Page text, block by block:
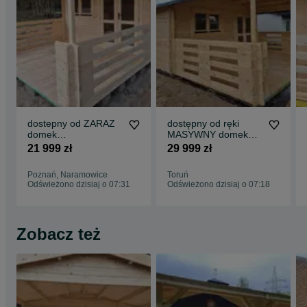
dostepny od ZARAZ
domek
drewniany+TARAS*
21 999 zł
Poznań, Naramowice
Odświeżono dzisiaj o 07:31
dostępny od ręki
MASYWNY domek
drewniany + TARAS*
mm
29 999 zł
Toruń
Odświeżono dzisiaj o 07:18
Zobacz też